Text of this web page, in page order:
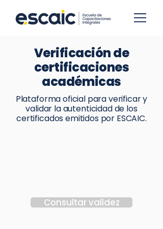
Verificación de
certificaciones
académicas
Plataforma oficial para verificar y
validar la autenticidad de los
certificados emitidos por ESCAIC.
Consultar validez